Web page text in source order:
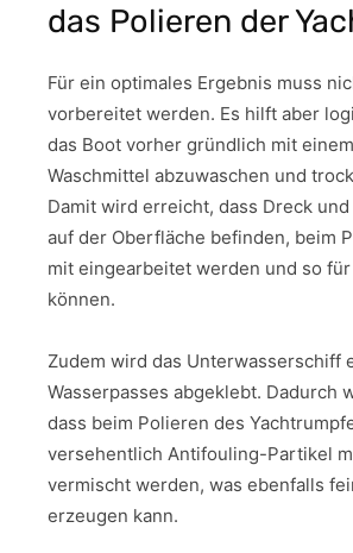
das Polieren der
Für ein optimales Ergebnis muss
vorbereitet werden. Es hilft aber
das Boot vorher gründlich mit
Waschmittel abzuwaschen und
Damit wird erreicht, dass Dreck
auf der Oberfläche befinden, beim
mit eingearbeitet werden und so
können.
Zudem wird das Unterwasserschiff
Wasserpasses abgeklebt. Dadurch
dass beim Polieren des
versehentlich Antifouling-Partikel
vermischt werden, was ebenfalls
erzeugen kann.